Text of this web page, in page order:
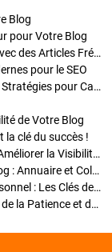
Blog
pour Votre Blog
Stratégies de Publication : Boostez Votre Blog avec des Articles Fréquents et Exclusifs
pour le SEO
Enrichir Vos Articles avec des Contenus Riches : Stratégies pour Captiver et Optimiser
de Votre Blog
la clé du succès !
Optimisation SEO des Articles : Stratégies pour Améliorer la Visibilité de Votre Blog
Stratégies pour améliorer la visibilité de votre Blog : Annuaire et Collaborations
Pourquoi Investir dans un Nom de Domaine Personnel : Les Clés de la Réussite de Votre Blog
Comment Faire Émerger Votre Blog : Le Pouvoir de la Patience et de la Persévérance